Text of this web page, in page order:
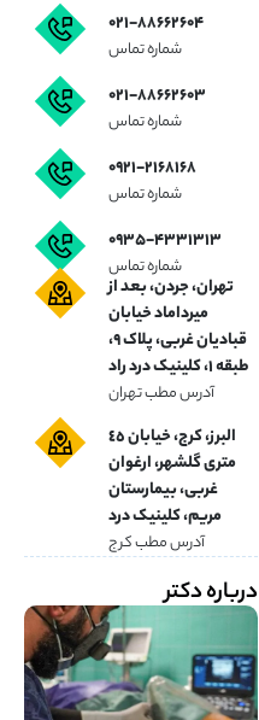
۰۲۱-۸۸۶۶۲۶۰۴
شماره تماس
۰۲۱-۸۸۶۶۲۶۰۳
شماره تماس
۰۹۲۱-۲۱۶۸۱۶۸
شماره تماس
۰۹۳۵-۴۳۳۱۳۱۳
شماره تماس
تهران، جردن، بعد از
میرداماد خیابان
قبادیان غربی، پلاک ۹،
طبقه ۱، کلینیک درد راد
آدرس مطب تهران
البرز، کرج، خیابان ٤٥
متری گلشهر، ارغوان
غربی، بیمارستان
مریم، کلینیک درد
آدرس مطب کرج
درباره دکتر